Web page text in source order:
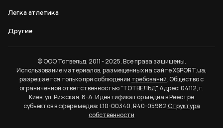
Легка атлетика
Другие
© ООО Тотвельд, 2011 - 2025. Все права защищены.
Использование материалов, размещенных на сайте XSPORT.ua,
разрешается только при соблюдении требований. Общество с
ограниченной ответственностью "ТОТВЕЛЬД". Адрес: 04112, г.
Киев, ул. Рижская, 8-А. Идентификатор медиа в Реестре
субъектов в сфере медиа: L10-00340, R40-05982Структура
собственности